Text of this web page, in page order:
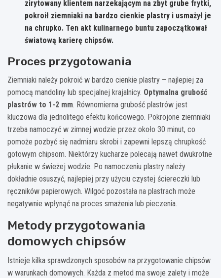
zirytowany klientem narzekającym na zbyt grube frytki,
pokroił ziemniaki na bardzo cienkie plastry i usmażył je
na chrupko. Ten akt kulinarnego buntu zapoczątkował
światową karierę chipsów.
Proces przygotowania
Ziemniaki należy pokroić w bardzo cienkie plastry – najlepiej za
pomocą mandoliny lub specjalnej krajalnicy. Optymalna grubość
plastrów to 1-2 mm. Równomierna grubość plastrów jest
kluczowa dla jednolitego efektu końcowego. Pokrojone ziemniaki
trzeba namoczyć w zimnej wodzie przez około 30 minut, co
pomoże pozbyć się nadmiaru skrobi i zapewni lepszą chrupkość
gotowym chipsom. Niektórzy kucharze polecają nawet dwukrotne
płukanie w świeżej wodzie. Po namoczeniu plastry należy
dokładnie osuszyć, najlepiej przy użyciu czystej ściereczki lub
ręczników papierowych. Wilgoć pozostała na plastrach może
negatywnie wpłynąć na proces smażenia lub pieczenia.
Metody przygotowania
domowych chipsów
Istnieje kilka sprawdzonych sposobów na przygotowanie chipsów
w warunkach domowych. Każda z metod ma swoje zalety i może